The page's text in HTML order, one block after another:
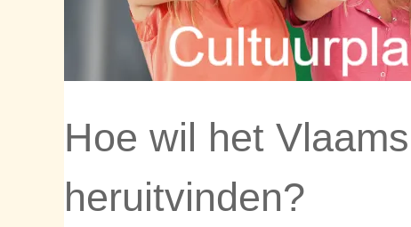
Hoe wil het
heruitvinden?